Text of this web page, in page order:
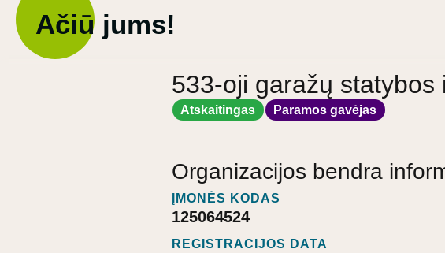
Ačiū jums!
533-oji garažų
Atskaitingas Paramos gavėjas
Organizacijos bendra
ĮMONĖS KODAS
125064524
REGISTRACIJOS DATA